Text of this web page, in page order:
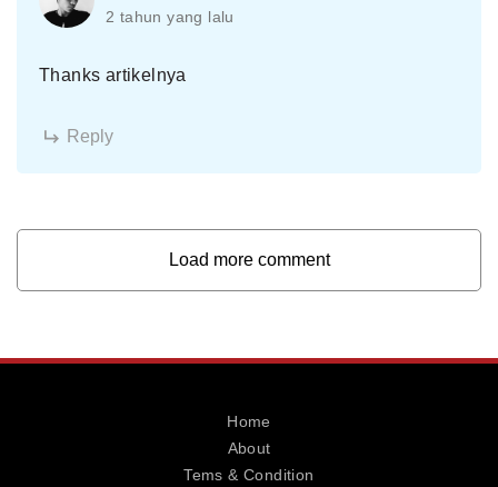
2 tahun yang lalu
Thanks artikelnya
Reply
Load more comment
Home
About
Tems & Condition